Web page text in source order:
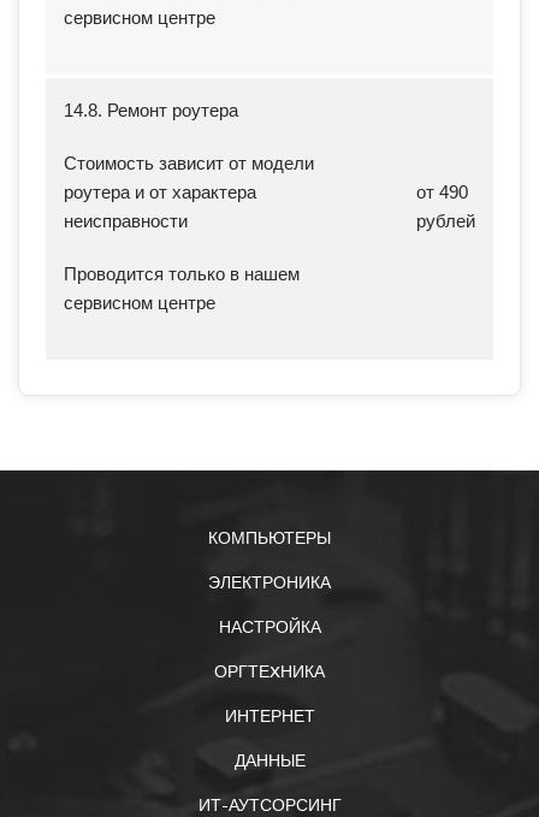
сервисном центре
14.8. Ремонт роутера
Стоимость зависит от модели
роутера и от характера
неисправности
Проводится только в нашем
сервисном центре
от 490
рублей
КОМПЬЮТЕРЫ
ЭЛЕКТРОНИКА
НАСТРОЙКА
ОРГТЕXНИКА
ИНТЕРНЕТ
ДАННЫЕ
ИТ-АУТСОРСИНГ